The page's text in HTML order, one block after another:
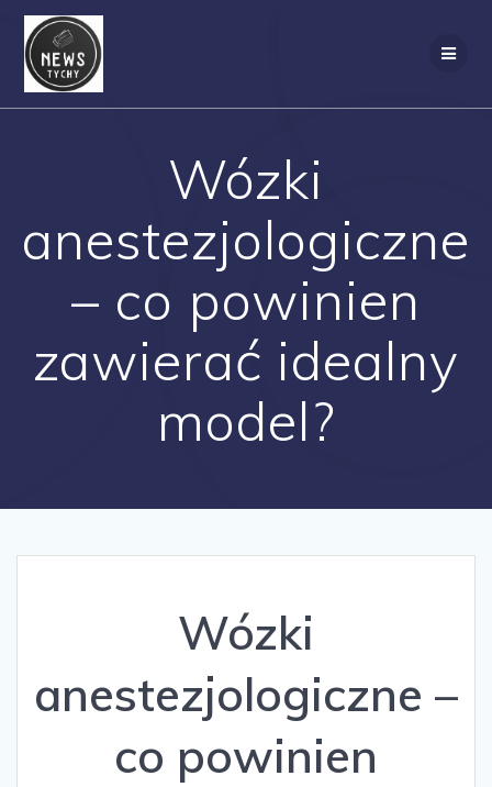
Wózki
anestezjologiczne
– co powinien
zawierać idealny
model?
Wózki
anestezjologiczne –
co powinien